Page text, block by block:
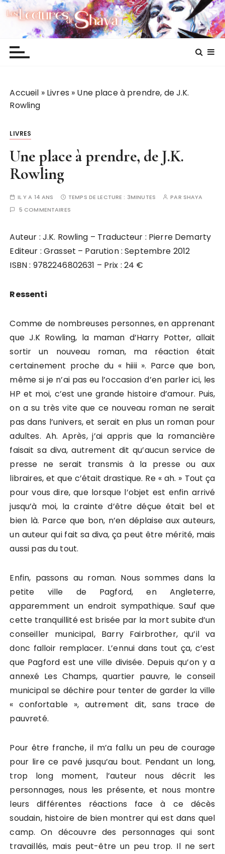
P
Les lectures de Shaya
Accueil » Livres » Une place à prendre, de J.K.
Rowling
LIVRES
Une place à prendre, de J.K.
Rowling
IL Y A 14 ANS TEMPS DE LECTURE : 3MINUTES PAR SHAYA
5 COMMENTAIRES
Auteur : J.K. Rowling – Traducteur : Pierre Demarty
Editeur : Grasset – Parution : Septembre 2012
ISBN : 9782246802631 – Prix : 24 €
Ressenti
Comme de nombreuses personnes, en apprenant
que J.K Rowling, la maman d’Harry Potter, allait
sortir un nouveau roman, ma réaction était
certainement proche du « hiiii ». Parce que bon,
même si je n’ai pas eu l’occasion d’en parler ici, les
HP et moi, c’est une grande histoire d’amour. Puis,
on a su très vite que ce nouveau roman ne serait
pas dans l’univers, et serait en plus un roman pour
adultes. Ah. Après, j’ai appris que la romancière
faisait sa diva, autrement dit qu’aucun service de
presse ne serait transmis à la presse ou aux
libraires, et que c’était drastique. Re « ah. » Tout ça
pour vous dire, que lorsque l’objet est enfin arrivé
jusqu’à moi, la crainte d’être déçue était bel et
bien là. Parce que bon, n’en déplaise aux auteurs,
un auteur qui fait sa diva, ça peut être mérité, mais
aussi pas du tout.
Enfin, passons au roman. Nous sommes dans la
petite ville de Pagford, en Angleterre,
apparemment un endroit sympathique. Sauf que
cette tranquillité est brisée par la mort subite d’un
conseiller municipal, Barry Fairbrother, qu’il va
donc falloir remplacer. L’ennui dans tout ça, c’est
que Pagford est une ville divisée. Depuis qu’on y a
annexé Les Champs, quartier pauvre, le conseil
municipal se déchire pour tenter de garder la ville
« confortable », autrement dit, sans trace de
pauvreté.
Pour être franche, il m’a fallu un peu de courage
pour lire ce pavé jusqu’au bout. Pendant un long,
trop long moment, l’auteur nous décrit les
personnages, nous les présente, et nous montre
leurs différentes réactions face à ce décès
soudain, histoire de bien montrer qui est dans quel
camp. On découvre des personnages qui sont
travaillés, mais peut-être un peu trop. Il ne sert